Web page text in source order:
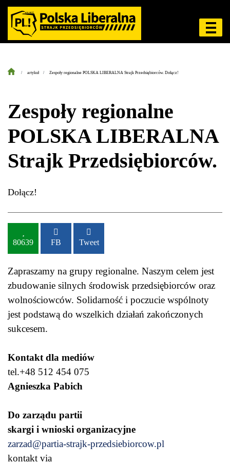
artykuł Zespoły regionalne POLSKA LIBERALNA Strajk Przedsiębiorców. Dołącz!
Zespoły regionalne
POLSKA LIBERALNA
Strajk Przedsiębiorców.
Dołącz!
80639 FB Tweet
Zapraszamy na grupy regionalne. Naszym celem jest
zbudowanie silnych środowisk przedsiębiorców oraz
wolnościowców. Solidarność i poczucie wspólnoty
jest podstawą do wszelkich działań zakończonych
sukcesem.
Kontakt dla mediów
tel.+48 512 454 075
Agnieszka Pabich
Do zarządu partii
skargi i wnioski organizacyjne
zarzad@partia-strajk-przedsiebiorcow.pl
kontakt via